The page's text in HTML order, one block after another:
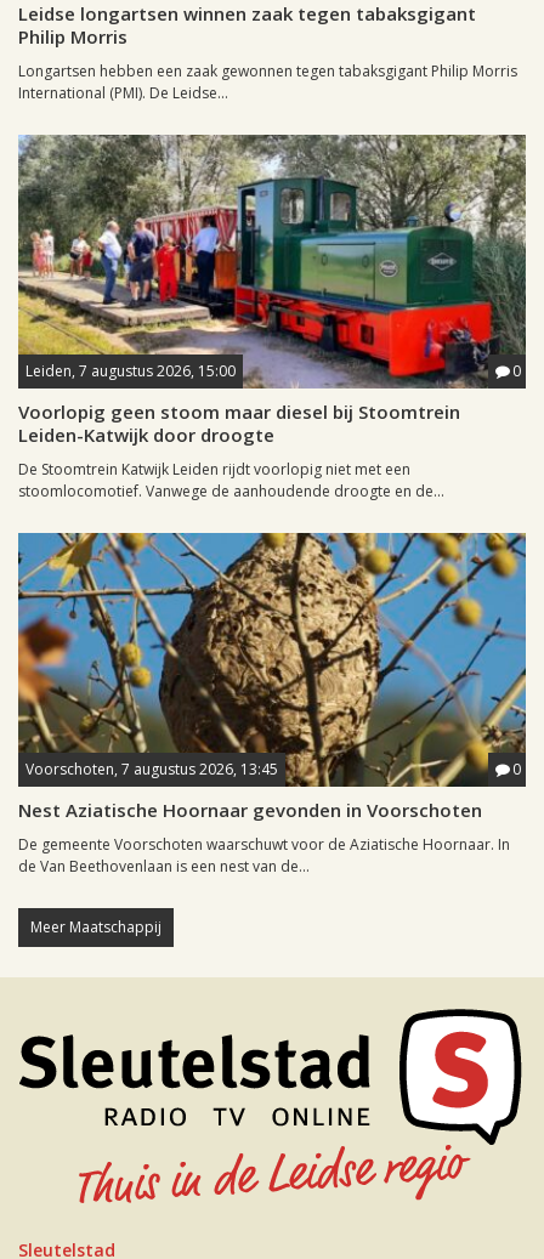
Leidse longartsen winnen zaak tegen tabaksgigant
Philip Morris
Longartsen hebben een zaak gewonnen tegen tabaksgigant Philip Morris
International (PMI). De Leidse...
Leiden, 7 augustus 2026, 15:00 0
Voorlopig geen stoom maar diesel bij Stoomtrein
Leiden-Katwijk door droogte
De Stoomtrein Katwijk Leiden rijdt voorlopig niet met een
stoomlocomotief. Vanwege de aanhoudende droogte en de...
Voorschoten, 7 augustus 2026, 13:45 0
Nest Aziatische Hoornaar gevonden in Voorschoten
De gemeente Voorschoten waarschuwt voor de Aziatische Hoornaar. In
de Van Beethovenlaan is een nest van de...
Meer Maatschappij
Sleutelstad